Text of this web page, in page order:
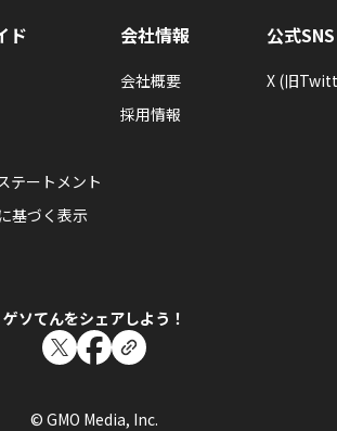
ド
テートメント
基づく表示
会社情報
会社概要
採用情報
公式SNS
X (旧
ゲソてんをシェアしよう！
© GMO Media, Inc.